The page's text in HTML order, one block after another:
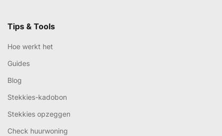
Tips & Tools
Hoe werkt het
Guides
Blog
Stekkies-kadobon
Stekkies opzeggen
Check huurwoning